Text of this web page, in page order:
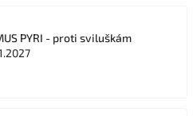
PYRI - proti sviluškám